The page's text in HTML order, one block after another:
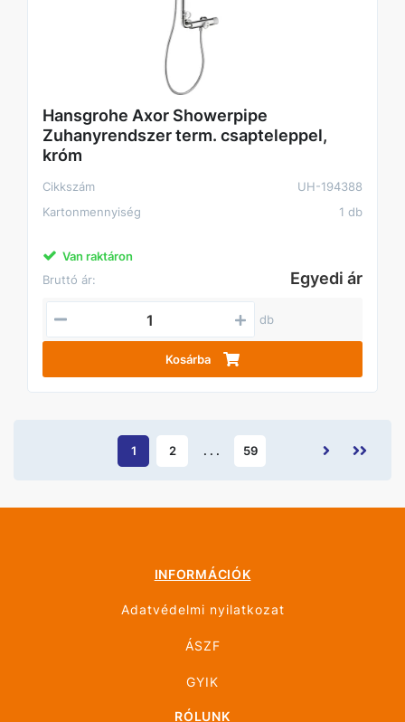
Hansgrohe Axor Showerpipe
Zuhanyrendszer term. csapteleppel,
króm
Cikkszám
UH-194388
Kartonmennyiség
1 db
Van raktáron
Bruttó ár:
Egyedi ár
db
Kosárba
1 2 . . . 59
INFORMÁCIÓK
Adatvédelmi nyilatkozat
ÁSZF
GYIK
RÓLUNK